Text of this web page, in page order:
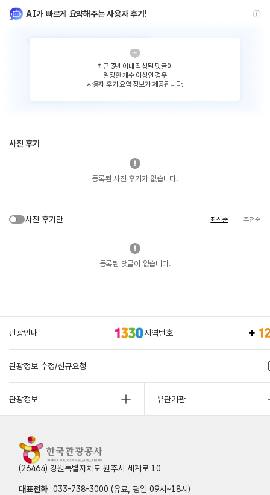
AI가 빠르게 요약해주는 사용자 후기!
최근 3년 이내 작성된 댓글이
일정한 개수 이상인 경우
사용자 후기 요약 정보가 제공됩니다.
사진 후기
등록된 사진 후기가 없습니다.
사진 후기만 최신순 추천순
등록된 댓글이 없습니다.
관광안내 지역번호
관광정보 수정/신규요청
관광정보 유관기관
(26464) 강원특별자치도 원주시 세계로 10
대표전화 033-738-3000 (유료, 평일 09시~18시)